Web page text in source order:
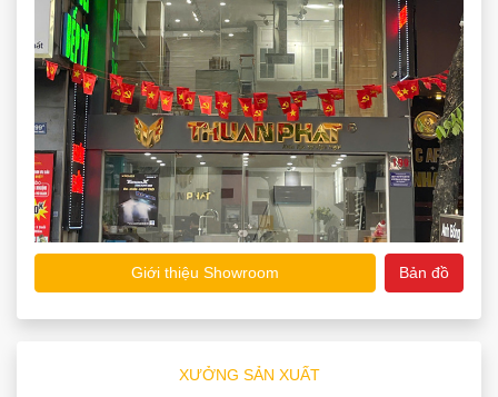
Giới thiệu Showroom Bản đồ
XƯỞNG SẢN XUẤT